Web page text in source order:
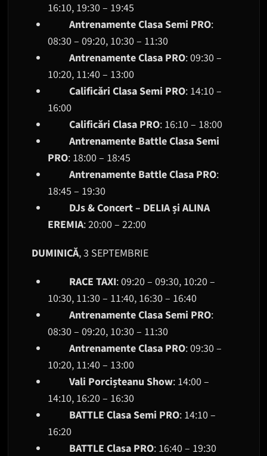
16:10, 19:30 – 19:45
Antrenamente Clasa Semi PRO:
08:30 – 09:20, 10:30 – 11:30
Antrenamente Clasa PRO: 09:30 –
10:20, 11:40 – 13:00
Calificări Clasa Semi PRO: 14:10 –
16:00
Calificări Clasa PRO: 16:10 – 18:00
Antrenamente Battle Clasa Semi
PRO: 18:00 – 18:45
Antrenamente Battle Clasa PRO:
18:45 – 19:30
DJs & Concert – DELIA și ALINA
EREMIA: 20:00 – 22:00
DUMINICĂ, 3 SEPTEMBRIE
RACE TAXI: 09:20 – 09:30, 10:20 –
10:30, 11:30 – 11:40, 16:30 – 16:40
Antrenamente Clasa Semi PRO:
08:30 – 09:20, 10:30 – 11:30
Antrenamente Clasa PRO: 09:30 –
10:20, 11:40 – 13:00
Vali Porcișteanu Show: 14:00 –
14:10, 16:20 – 16:30
BATTLE Clasa Semi PRO: 14:10 –
16:20
BATTLE Clasa PRO: 16:40 – 19:30